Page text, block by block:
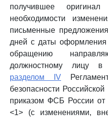
получившее
необходимости
письменные
дней с даты
обращению
должностному лицу в
разделом IV
безопасности
приказом ФСБ России от
<1> (с изменениями,